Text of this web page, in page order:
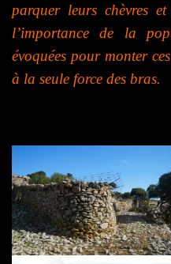
parquer leurs chèvres
l’importance de la
évoquées pour monter
à la seule force des bras.